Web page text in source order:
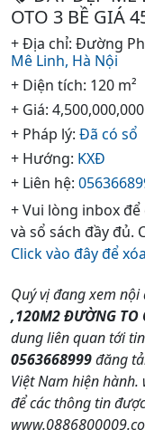
OTO 3 BỀ GIÁ
+ Địa chỉ: Đường
Mê Linh, Hà Nội
+ Diện tích: 120 m²
+ Giá:
+ Pháp lý: Đã có sổ
+ Hướng: KXĐ
+ Liên hệ:
+ Vui lòng inbox
và sổ sách đầy đủ.
Click vào đây để
Quý vị đang xem
,120M2 ĐƯỜNG TO
dung liên quan tới
0563668999đăng
Việt Nam hiện
để các thông tin